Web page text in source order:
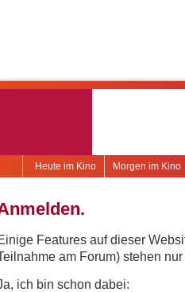
Morgen im Kino
Heute im Kino
Features auf dieser
am Forum) stehen
ich bin schon dabei: